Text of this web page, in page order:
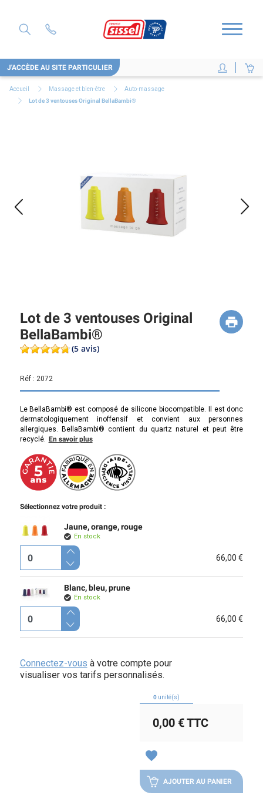
J'ACCÈDE AU SITE PARTICULIER
Accueil Massage et bien-être
Auto-massage
Lot de 3 ventouses Original BellaBambi®
Lot de 3 ventouses Original
BellaBambi®
(5 avis)
Réf : 2072
Le BellaBambi® est composé de silicone biocompatible. Il est donc
dermatologiquement inoffensif et convient aux personnes
allergiques. BellaBambi® contient du quartz naturel et peut être
recyclé. En savoir plus
Sélectionnez votre produit :
Jaune, orange, rouge
En stock
66,00 €
Blanc, bleu, prune
En stock
66,00 €
Connectez-vous à votre compte pour
visualiser vos tarifs personnalisés.
0 unité(s)
0,00 €TTC
favorite
AJOUTER AU PANIER